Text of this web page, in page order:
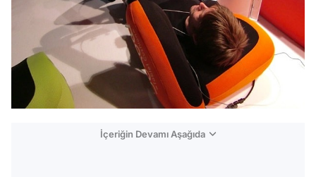
İçeriğin Devamı Aşağıda